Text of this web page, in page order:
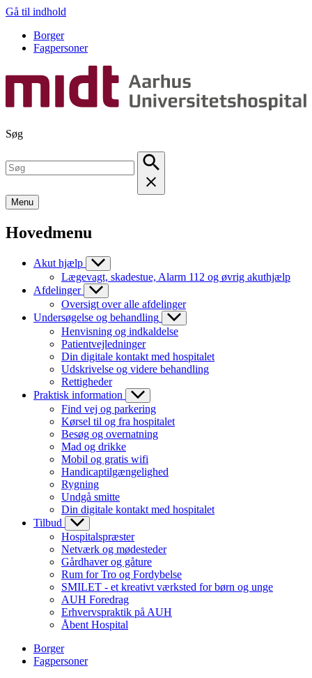
Gå til indhold
Borger
Fagpersoner
Søg
Menu
Hovedmenu
Akut hjælp
Lægevagt, skadestue, Alarm 112 og øvrig akuthjælp
Afdelinger
Oversigt over alle afdelinger
Undersøgelse og behandling
Henvisning og indkaldelse
Patientvejledninger
Din digitale kontakt med hospitalet
Udskrivelse og videre behandling
Rettigheder
Praktisk information
Find vej og parkering
Kørsel til og fra hospitalet
Besøg og overnatning
Mad og drikke
Mobil og gratis wifi
Handicaptilgængelighed
Rygning
Undgå smitte
Din digitale kontakt med hospitalet
Tilbud
Hospitalspræster
Netværk og mødesteder
Gårdhaver og gåture
Rum for Tro og Fordybelse
SMILET - et kreativt værksted for børn og unge
AUH Foredrag
Erhvervspraktik på AUH
Åbent Hospital
Borger
Fagpersoner